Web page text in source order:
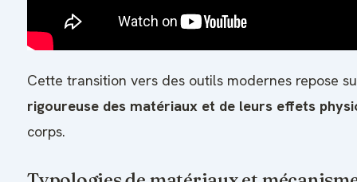
Cette transition vers des outils modernes repose
rigoureuse des matériaux et de leurs effets
corps.